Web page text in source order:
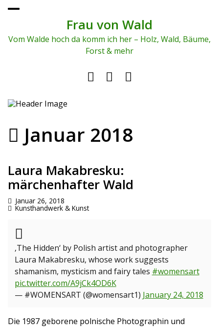
To
me
Frau von Wald
Vom Walde hoch da komm ich her – Holz, Wald, Bäume,
Forst & mehr
Januar 2018
Laura Makabresku:
märchenhafter Wald
Januar 26, 2018
Kunsthandwerk & Kunst
‚The Hidden‘ by Polish artist and photographer
Laura Makabresku, whose work suggests
shamanism, mysticism and fairy tales #womensart
pic.twitter.com/A9jCk4OD6K
— #WOMENSART (@womensart1) January 24, 2018
Die 1987 geborene polnische Photographin und